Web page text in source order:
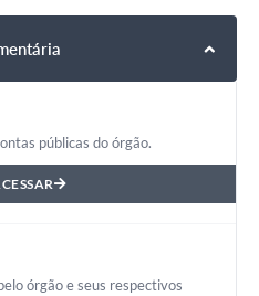
públicas do órgão.
órgão e seus respectivos